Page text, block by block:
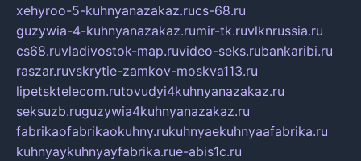
xehyroo-5-kuhnyanazakaz.rucs-68.ru
guzywia-4-kuhnyanazakaz.rumir-tk.ruvlknrussia.ru
cs68.ruvladivostok-map.ruvideo-seks.rubankaribi.ru
raszar.ruvskrytie-zamkov-moskva113.ru
lipetsktelecom.rutovudyi4kuhnyanazakaz.ru
seksuzb.ruguzywia4kuhnyanazakaz.ru
fabrikaofabrikaokuhny.rukuhnyaekuhnyaafabrika.ru
kuhnyaykuhnyayfabrika.rue-abis1c.ru